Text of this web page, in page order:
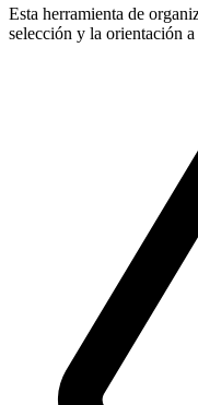
Esta herramienta de
selección y la orientación